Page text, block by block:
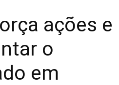
ações e
o
em